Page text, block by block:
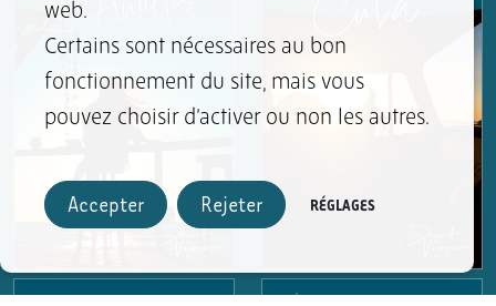
web.
Certains sont nécessaires au bon
fonctionnement du site, mais vous
pouvez choisir d’activer ou non les autres.
Accepter Rejeter RÉGLAGES